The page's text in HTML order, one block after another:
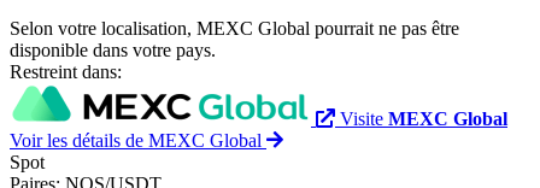
Selon votre localisation, MEXC Global pourrait ne pas être
disponible dans votre pays.
Restreint dans:
Visite MEXC Global
Voir les détails de MEXC Global
Spot